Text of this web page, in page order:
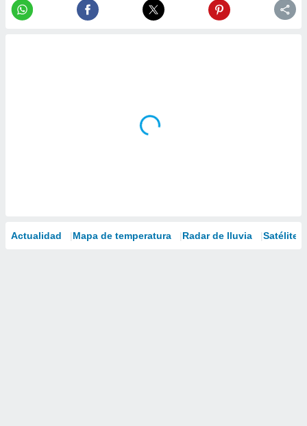
Actualidad Mapa de temperatura Radar de lluvia Satélites